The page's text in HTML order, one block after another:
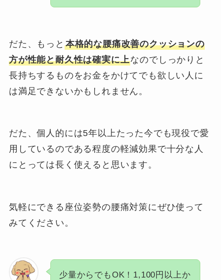
だた、もっと 本格的な腰痛改善のクッションの
方が性能と耐久性は確実に上なのでしっかりと
長持ちするものをお金をかけてでも欲しい人に
は満足できないかもしれません。
だた、個人的には5年以上たった今でも現役で愛
用しているのである程度の軽減効果で十分な人
にとっては長く使えると思います。
気軽にできる座位姿勢の腰痛対策にぜひ使って
みてください。
少量からでもOK！1,100円以上か